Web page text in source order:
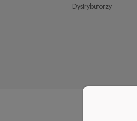
Dystrybutorzy